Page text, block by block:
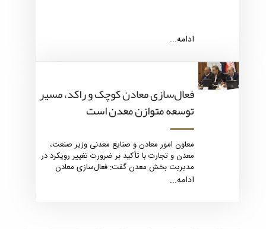
ادامه...
فعال‌سازی معادن کوچک و راکد، مسیر
توسعه متوازن معدن است
معاون امور معادن و صنایع معدنی وزیر صنعت،
معدن و تجارت با تأکید بر ضرورت تغییر رویکرد در
مدیریت بخش معدن گفت: فعال‌سازی معادن
کوچک و راکد می‌تواند نقش تعیین‌کننده‌ای در
ادامه...